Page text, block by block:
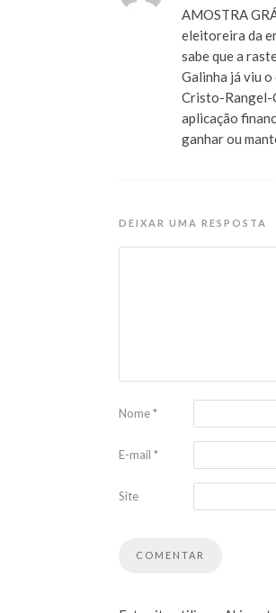
AMOSTRA
eleitoreira da
sabe que a
Galinha já viu
Cristo-Rangel-
aplicação
ganhar ou
DEIXAR UMA RESPOSTA
Nome*
E-mail *
Site